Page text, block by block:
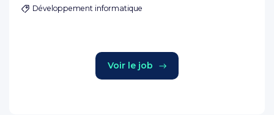
Développement informatique
Voir le job